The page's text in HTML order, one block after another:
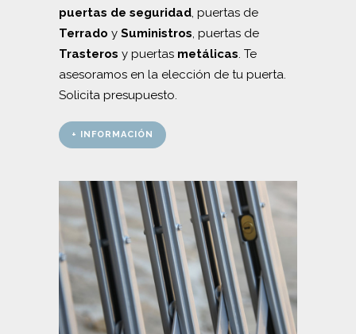
puertas de seguridad , puertas de
Terrado y Suministros , puertas de
Trasteros y puertas metálicas . Te
asesoramos en la elección de tu puerta.
Solicita presupuesto.
+ INFORMACIÓN